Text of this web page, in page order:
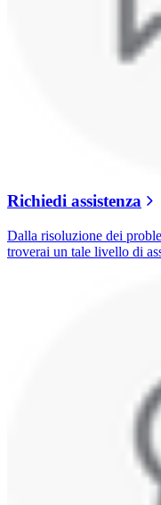
Richiedi assistenza
Dalla risoluzione dei
troverai un tale livello di